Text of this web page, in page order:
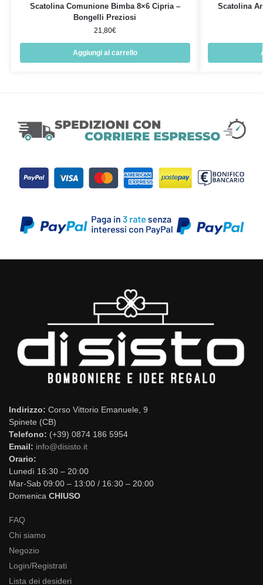
Scatolina Comunione Bimba 8×6 Cipria –
Bongelli Preziosi
21,80€
Aggiungi al carrello
Scatolina
Indirizzo: Corso Vittorio Emanuele, 9
Spinete (CB)
Telefono: (+39) 0874 186 5954
Email: info@disisto.it
Orario:
Lunedì 16:30 – 20:00
Mar-Sab 09:00 – 13:00 / 16:30 – 20:00
Domenica CHIUSO
FAQ
Chi siamo
Negozio
Login/Registrati
Lista dei desideri